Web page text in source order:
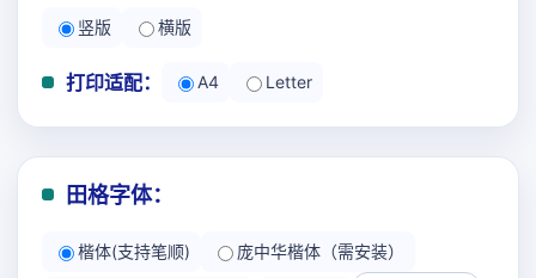
竖版 横版
打印适配： A4 Letter
田格字体：
楷体(支持笔顺) 庞中华楷体（需安装）